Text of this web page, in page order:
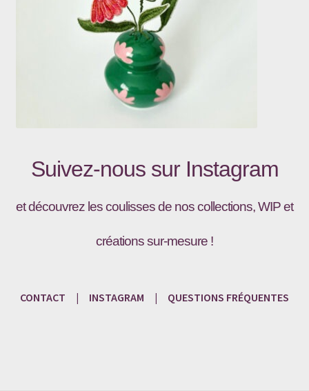
Suivez-nous sur Instagram
et découvrez les coulisses de nos collections, WIP et
créations sur-mesure !
CONTACT | INSTAGRAM | QUESTIONS FRÉQUENTES